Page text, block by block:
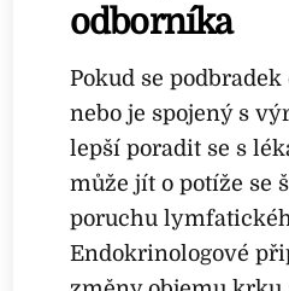
odborníka
Pokud se
nebo je spojený s
lepší poradit se s
může jít o potíže se
poruchu
Endokrinologové